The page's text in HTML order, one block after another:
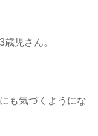
児さん。
も気づくようにな